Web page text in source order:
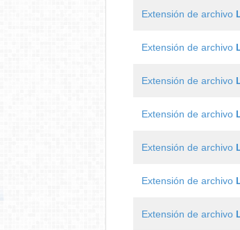
Extensión de archivo
Extensión de archivo
Extensión de archivo
Extensión de archivo
Extensión de archivo
Extensión de archivo
Extensión de archivo